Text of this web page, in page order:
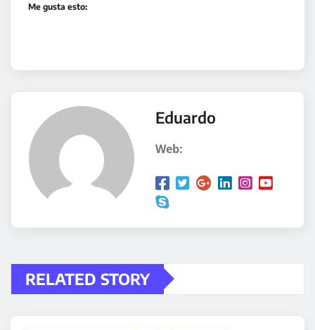
Me gusta esto:
Eduardo
Web:
RELATED STORY